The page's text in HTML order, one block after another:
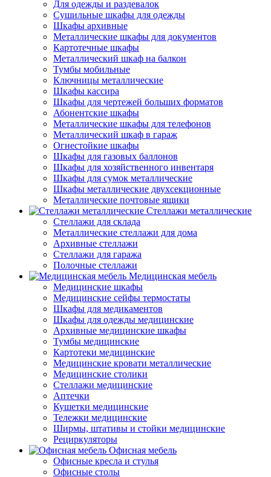
Для одежды и раздевалок
Сушильные шкафы для одежды
Шкафы архивные
Металлические шкафы для документов
Картотечные шкафы
Металлический шкаф на балкон
Тумбы мобильные
Ключницы металлические
Шкафы кассира
Шкафы для чертежей больших форматов
Абонентские шкафы
Металлические шкафы для телефонов
Металлический шкаф в гараж
Огнестойкие шкафы
Шкафы для газовых баллонов
Шкафы для хозяйственного инвентаря
Шкафы для сумок металлические
Шкафы металлические двухсекционные
Металлические почтовые ящики
Стеллажи металлические
Стеллажи для склада
Металлические стеллажи для дома
Архивные стеллажи
Стеллажи для гаража
Полочные стеллажи
Медицинская мебель
Медицинские шкафы
Медицинские сейфы термостаты
Шкафы для медикаментов
Шкафы для одежды медицинские
Архивные медицинские шкафы
Тумбы медицинские
Картотеки медицинские
Медицинские кровати металлические
Медицинские столики
Стеллажи медицинские
Аптечки
Кушетки медицинские
Тележки медицинские
Ширмы, штативы и стойки медицинские
Рециркуляторы
Офисная мебель
Офисные кресла и стулья
Офисные столы